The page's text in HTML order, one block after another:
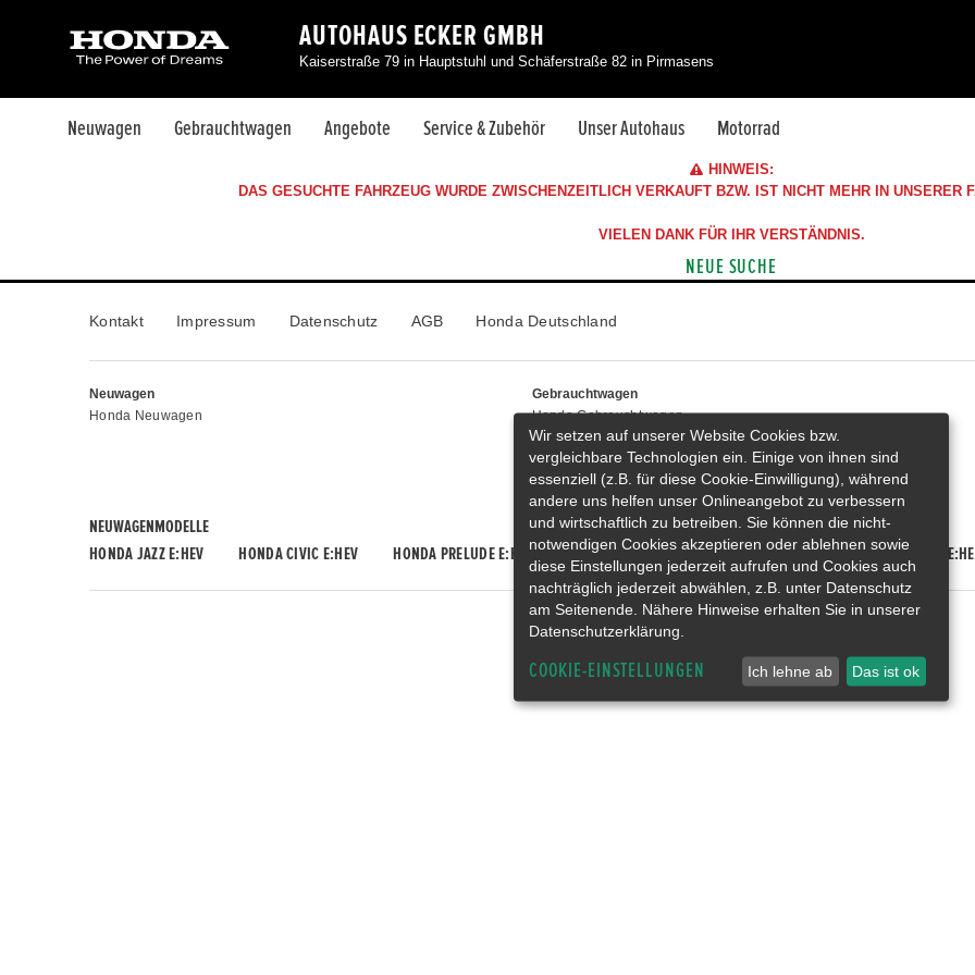
AUTOHAUS ECKER GMBH
Kaiserstraße 79 in Hauptstuhl und Schäferstraße 82 in Pirmasens
Neuwagen Gebrauchtwagen Angebote Service & Zubehör Unser Autohaus Motorrad
HINWEIS:
DAS GESUCHTE FAHRZEUG WURDE ZWISCHENZEITLICH VERKAUFT BZW. IST NICHT MEHR IN UNSERER
VIELEN DANK FÜR IHR VERSTÄNDNIS.
NEUE SUCHE
Kontakt Impressum Datenschutz AGB Honda Deutschland
Neuwagen
Honda Neuwagen
Gebrauchtwagen
Honda Gebrauchtwagen
Honda Vorführwagen
Gesamtbestand
NEUWAGENMODELLE
HONDA JAZZ E:HEV
HONDA CIVIC E:HEV HONDA PRELUDE E:HEV HONDA HR-V E:HEV HONDA ZR-V E:HEV HONDA CR-V
Wir setzen auf unserer Website Cookies bzw.
vergleichbare Technologien ein. Einige von ihnen sind
essenziell (z.B. für diese Cookie-Einwilligung), während
andere uns helfen unser Onlineangebot zu verbessern
und wirtschaftlich zu betreiben. Sie können die nicht-
notwendigen Cookies akzeptieren oder ablehnen sowie
diese Einstellungen jederzeit aufrufen und Cookies auch
nachträglich jederzeit abwählen, z.B. unter Datenschutz
am Seitenende. Nähere Hinweise erhalten Sie in unserer
Datenschutzerklärung.
COOKIE-EINSTELLUNGEN Ich lehne ab Das ist ok